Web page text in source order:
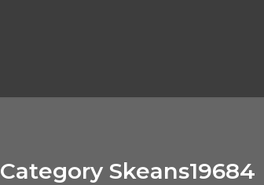
Category Skeans19684